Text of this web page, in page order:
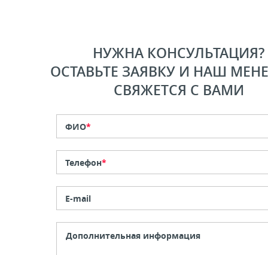
НУЖНА КОНСУЛЬТАЦИЯ?
ОСТАВЬТЕ ЗАЯВКУ И НАШ
СВЯЖЕТСЯ С ВАМИ
ФИО*
Телефон*
E-mail